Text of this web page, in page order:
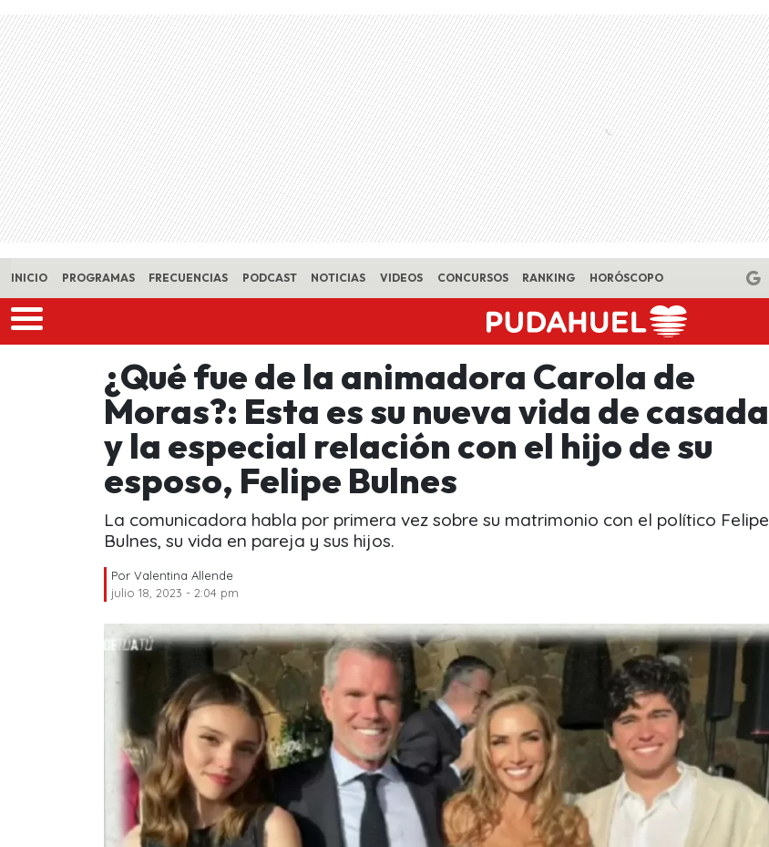
Skip to main content
INICIO PROGRAMAS FRECUENCIAS PODCAST NOTICIAS VIDEOS CONCURSOS RANKING HORÓSCOPO
¿Qué fue de la animadora Carola de
Moras?: Esta es su nueva vida de casada
y la especial relación con el hijo de su
esposo, Felipe Bulnes
La comunicadora habla por primera vez sobre su matrimonio con el político Felipe
Bulnes, su vida en pareja y sus hijos.
Por Valentina Allende
julio 18, 2023 - 2:04 pm